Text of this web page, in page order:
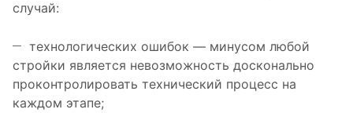
случай:
технологических ошибок — минусом любой
стройки является невозможность досконально
проконтролировать технический процесс на
каждом этапе;